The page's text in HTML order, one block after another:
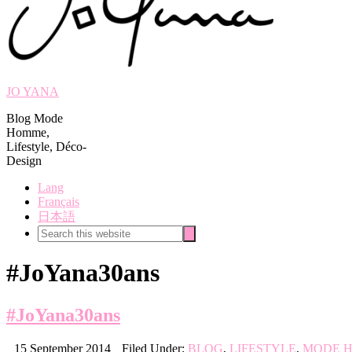
JO YANA
Blog Mode
Homme,
Lifestyle, Déco-
Design
Lang
Français
日本語
Search
this
#JoYana30ans
#JoYana30ans
15 September 2014 Filed Under: BLOG, LIFESTYLE, MODE